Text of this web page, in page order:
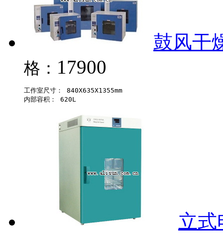
鼓风干
格： 17900
工作室尺寸： 840X635X1355mm
立式